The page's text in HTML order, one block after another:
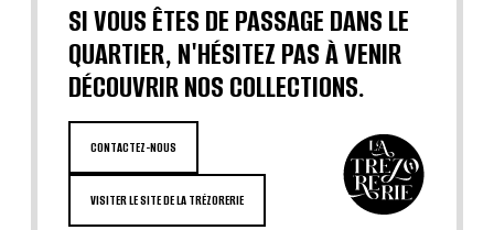
SI VOUS ÊTES DE PASSAGE DANS LE
QUARTIER, N'HÉSITEZ PAS À VENIR
DÉCOUVRIR NOS COLLECTIONS.
CONTACTEZ-NOUS
VISITER LE SITE DE LA TRÉZORERIE